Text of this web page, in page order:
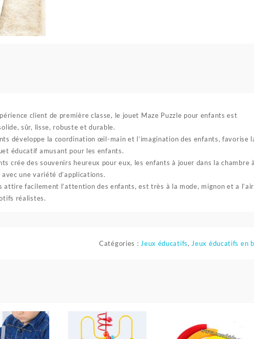
client de première classe, le jouet Maze Puzzle pour enfants est
sûr, lisse, robuste et durable.
développe la coordination œil-main et l’imagination des enfants, favorise
éducatif amusant pour les enfants.
crée des souvenirs heureux pour eux, les enfants à jouer dans la chambre à
avec une variété d’applications.
attire facilement l’attention des enfants, est très à la mode, mignon et a l’air
réalistes.
Catégories : Jeux éducatifs, Jeux éducatifs en